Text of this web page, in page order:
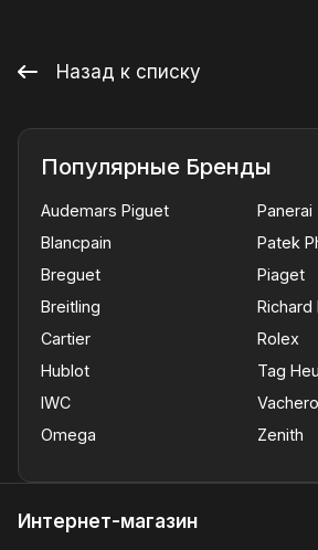
Назад к списку
Популярные Бренды
Audemars Piguet
Blancpain
Breguet
Breitling
Cartier
Hublot
IWC
Omega
Panerai
Patek
Piaget
Richard
Rolex
Tag
Zenith
Интернет-магазин